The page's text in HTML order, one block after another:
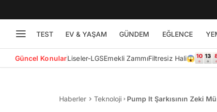
TEST EV & YAŞAM GÜNDEM EĞLENCE
Güncel KonularLiseler-LGSEmekli ZammıFiltresiz Hali😱
Haberler Teknoloji
Pump It Şarkısının Zeki